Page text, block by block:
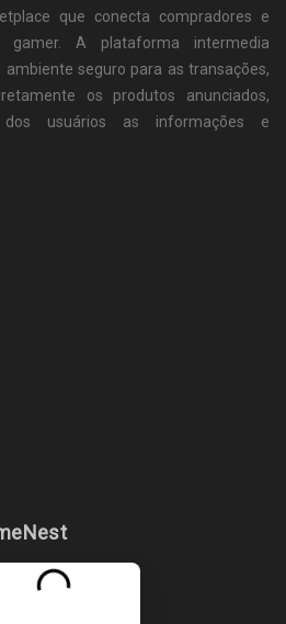
que conecta compradores e
gamer. A plataforma intermedia
seguro para as transações,
os produtos anunciados,
dos usuários as informações e